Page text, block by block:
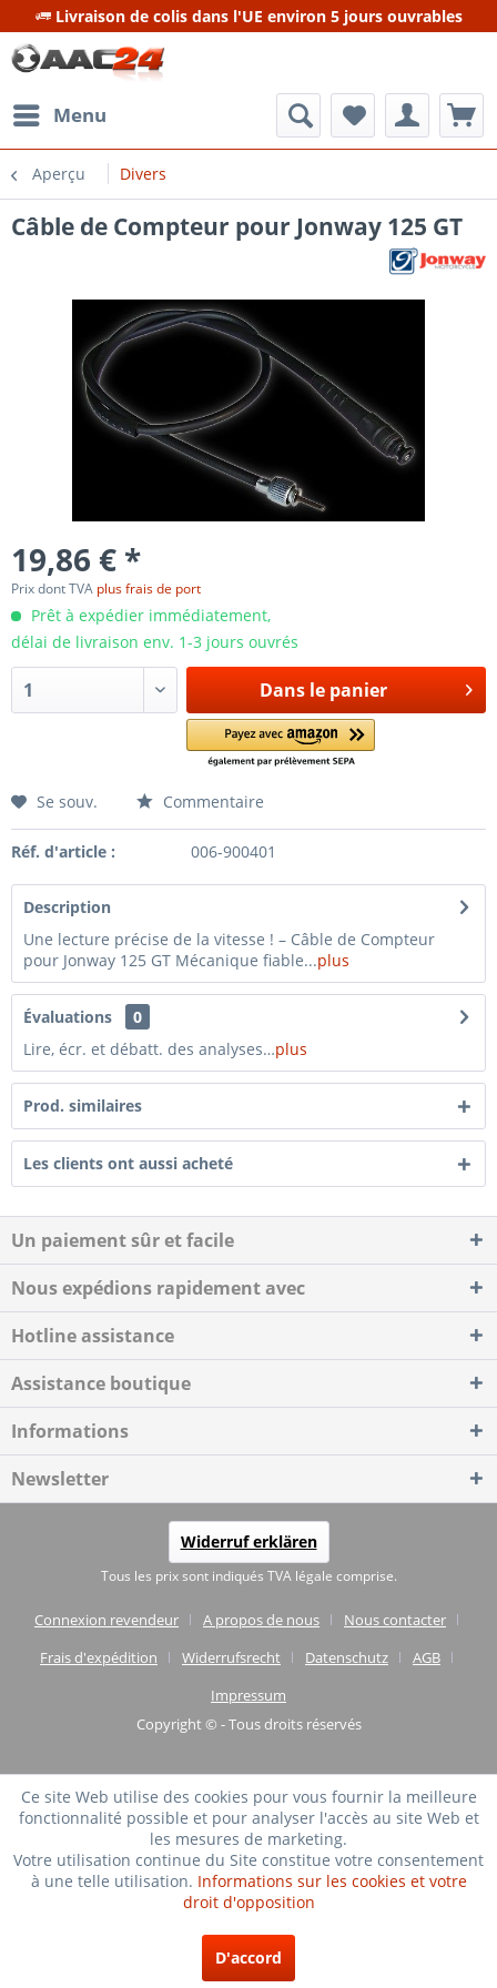
Livraison de colis dans l'UE environ 5 jours ouvrables
Menu
Aperçu Divers
Câble de Compteur pour Jonway 125 GT
19,86 € *
Prix dont TVA plus frais de port
Prêt à expédier immédiatement,
délai de livraison env. 1-3 jours ouvrés
Dans le panier
Se souv. Commentaire
Réf. d'article : 006-900401
Description
Une lecture précise de la vitesse ! – Câble de Compteur
pour Jonway 125 GT Mécanique fiable...plus
Évaluations
0
Lire, écr. et débatt. des analyses…plus
Prod. similaires
Les clients ont aussi acheté
Un paiement sûr et facile
Nous expédions rapidement avec
Hotline assistance
Assistance boutique
Informations
Newsletter
Widerruf erklären
Tous les prix sont indiqués TVA légale comprise.
Connexion revendeur A propos de nous
Nous contacter
Frais d'expédition
Widerrufsrecht Datenschutz
AGB
Impressum
Copyright © - Tous droits réservés
Ce site Web utilise des cookies pour vous fournir la meilleure
fonctionnalité possible et pour analyser l'accès au site Web et
les mesures de marketing.
Votre utilisation continue du Site constitue votre consentement
à une telle utilisation. Informations sur les cookies et votre
droit d'opposition
D'accord
(4.75 / 5)
Évaluations à: shopvote.de ⓘ